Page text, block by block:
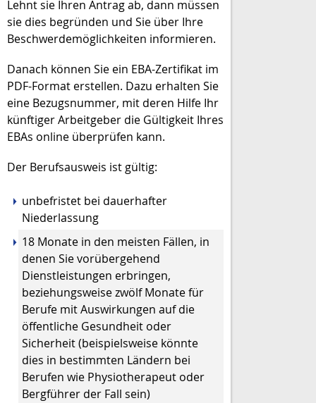
Lehnt sie Ihren Antrag ab, dann müssen
sie dies begründen und Sie über Ihre
Beschwerdemöglichkeiten informieren.
Danach können Sie ein EBA-Zertifikat im
PDF-Format erstellen. Dazu erhalten Sie
eine Bezugsnummer, mit deren Hilfe Ihr
künftiger Arbeitgeber die Gültigkeit Ihres
EBAs online überprüfen kann.
Der Berufsausweis ist gültig:
unbefristet bei dauerhafter
Niederlassung
18 Monate in den meisten Fällen, in
denen Sie vorübergehend
Dienstleistungen erbringen,
beziehungsweise zwölf Monate für
Berufe mit Auswirkungen auf die
öffentliche Gesundheit oder
Sicherheit (beispielsweise könnte
dies in bestimmten Ländern bei
Berufen wie Physiotherapeut oder
Bergführer der Fall sein)